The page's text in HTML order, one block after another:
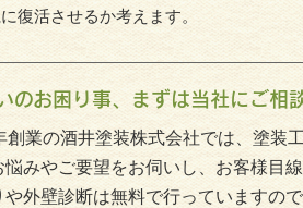
復活させるか考えます。
のお困り事、まずは当社にご相
創業の酒井塗装株式会社では、塗装
悩みやご要望をお伺いし、お客様目
や外壁診断は無料で行っていますの